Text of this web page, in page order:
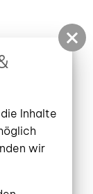
das
vor
Inhalte
wir